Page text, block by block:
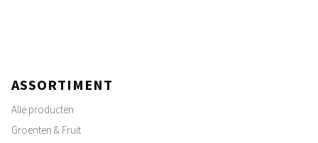
ASSORTIMENT
Alle producten
Groenten & Fruit